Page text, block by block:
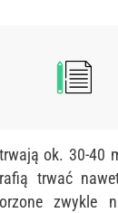
ok. 30-40
trwać